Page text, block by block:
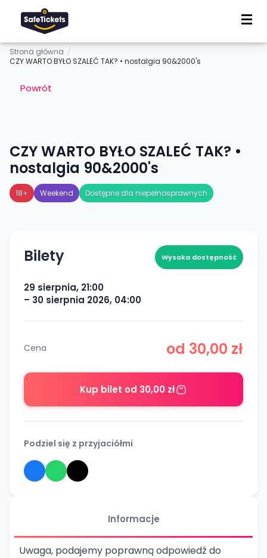
Strona główna /
CZY WARTO BYŁO SZALEĆ TAK? • nostalgia 90&2000's
Powrót
CZY WARTO BYŁO SZALEĆ TAK? •
nostalgia 90&2000's
18+ Weekend Dostępne dla niepełnosprawnych
Bilety Wysoka dostępność
29 sierpnia, 21:00
– 30 sierpnia 2026, 04:00
Cena od 30,00 zł
Kup bilet od 30,00 zł
Podziel się z przyjaciółmi
Informacje
Uwaga, podajemy poprawną odpowiedź do